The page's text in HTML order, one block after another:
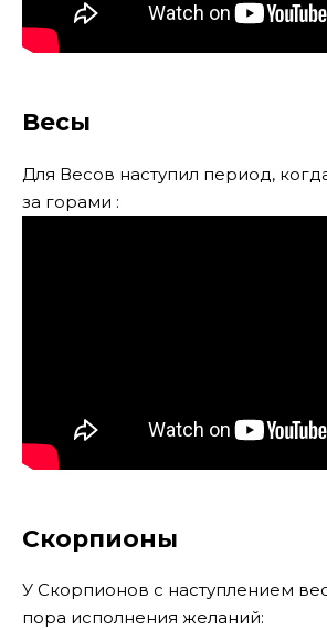
Весы
Для Весов наступил период,
за горами :
Скорпионы
У Скорпионов с наступлением
пора исполнения желаний: